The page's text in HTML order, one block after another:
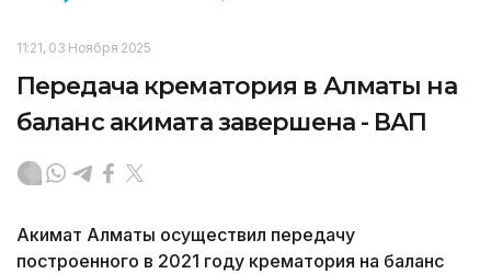
11:21, 03 Ноября 2025
Передача крематория в Алматы на
баланс акимата завершена - ВАП
Акимат Алматы осуществил передачу
построенного в 2021 году крематория на баланс